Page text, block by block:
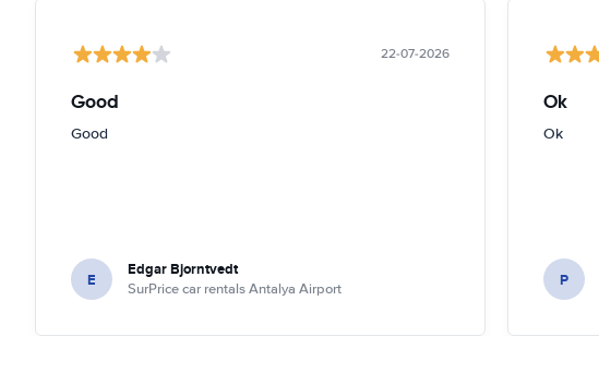
22-07-2026
Good
Good
E Edgar Bjorntvedt
SurPrice car rentals Antalya Airport
Ok
Ok
P